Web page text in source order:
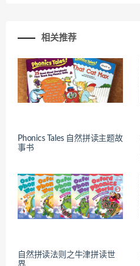
相关推荐
Phonics Tales 自然拼读主题故
事书
自然拼读法则之牛津拼读世
界